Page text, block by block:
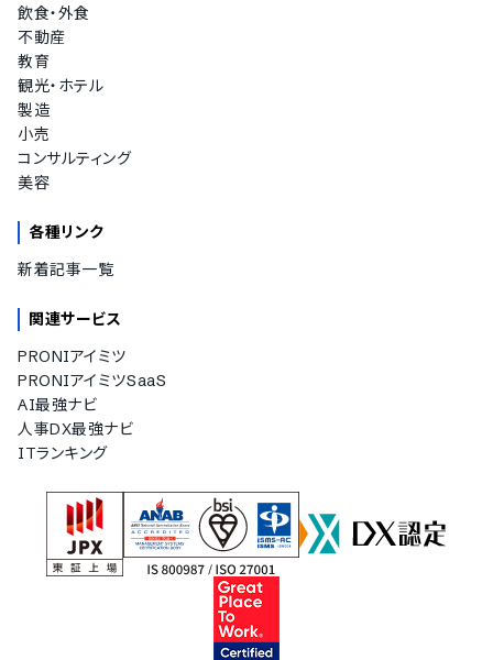
飲食・外食
不動産
教育
観光・ホテル
製造
小売
コンサルティング
美容
各種リンク
新着記事一覧
関連サービス
PRONIアイミツ
PRONIアイミツSaaS
AI最強ナビ
人事DX最強ナビ
ITランキング